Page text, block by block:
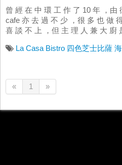
曾 經 在 中 環 工 作 了 10 年 ，由
cafe 亦 去 過 不 少 ，很 多 也 做
喜 談 不 上 ，但 主 理 人 兼 大 廚
La Casa Bistro 四色芝士比薩
« 1 »